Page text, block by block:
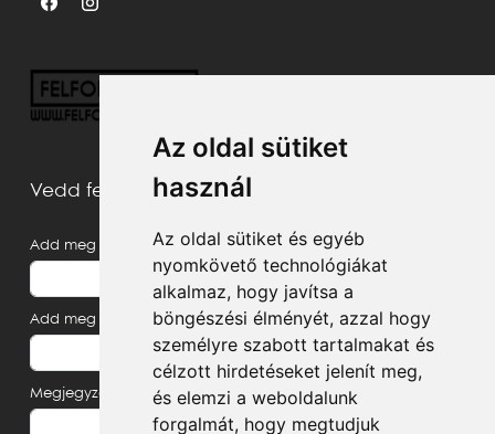
Az oldal sütiket
használ
Az oldal sütiket és egyéb
nyomkövető technológiákat
alkalmaz, hogy javítsa a
böngészési élményét, azzal hogy
személyre szabott tartalmakat és
célzott hirdetéseket jelenít meg,
és elemzi a weboldalunk
forgalmát, hogy megtudjuk
Vedd fel velünk a kapcsolatot
Add meg a neved
Add meg az e-mail címed
Megjegyzés, üzenet